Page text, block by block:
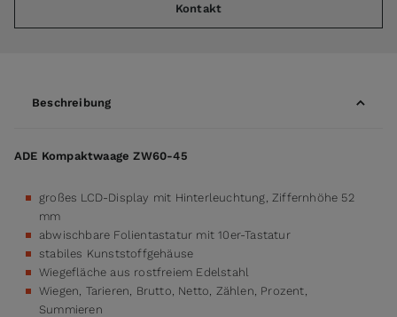
Kontakt
Beschreibung
ADE Kompaktwaage ZW60-45
großes LCD-Display mit Hinterleuchtung, Ziffernhöhe 52
mm
abwischbare Folientastatur mit 10er-Tastatur
stabiles Kunststoffgehäuse
Wiegefläche aus rostfreiem Edelstahl
Wiegen, Tarieren, Brutto, Netto, Zählen, Prozent,
Summieren